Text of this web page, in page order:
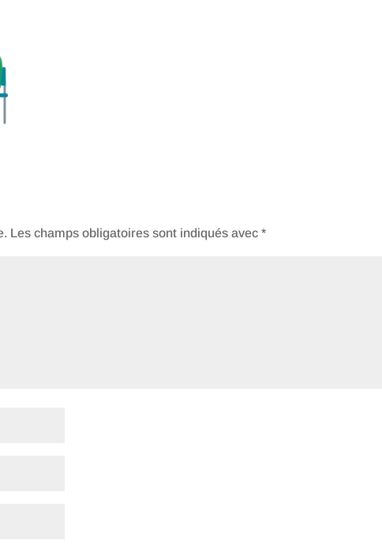
Les champs obligatoires sont indiqués avec*